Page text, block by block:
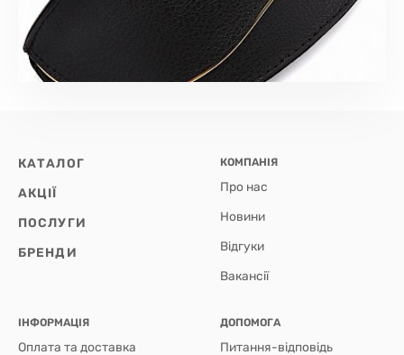
КАТАЛОГ
АКЦІЇ
ПОСЛУГИ
БРЕНДИ
КОМПАНІЯ
Про нас
Новини
Відгуки
Вакансії
ІНФОРМАЦІЯ
Оплата та доставка
ДОПОМОГА
Питання-відповідь